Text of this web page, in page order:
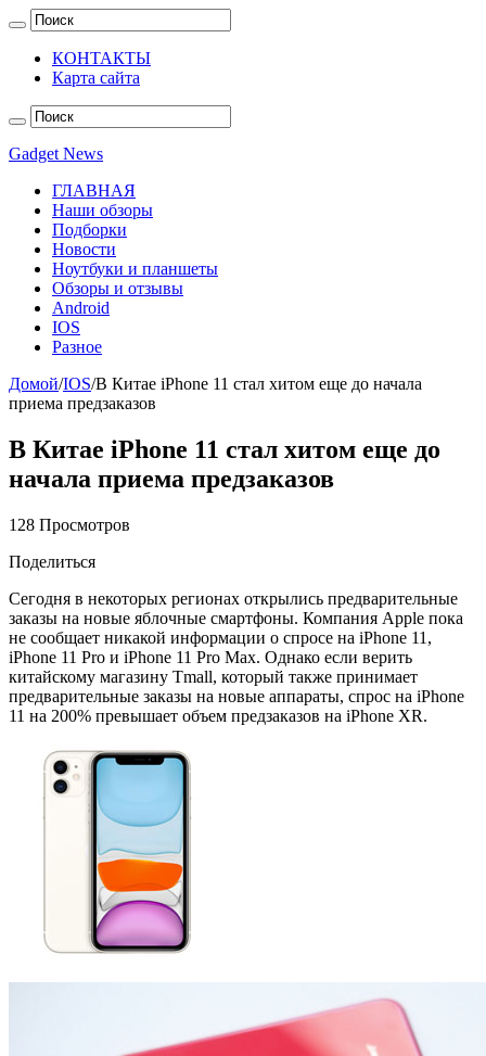
КОНТАКТЫ
Карта сайта
Gadget News
ГЛАВНАЯ
Наши обзоры
Подборки
Новости
Ноутбуки и планшеты
Обзоры и отзывы
Android
IOS
Разное
Домой/IOS/В Китае iPhone 11 стал хитом еще до начала
приема предзаказов
В Китае iPhone 11 стал хитом еще до
начала приема предзаказов
128 Просмотров
Поделиться
Сегодня в некоторых регионах открылись предварительные
заказы на новые яблочные смартфоны. Компания Apple пока
не сообщает никакой информации о спросе на iPhone 11,
iPhone 11 Pro и iPhone 11 Pro Max. Однако если верить
китайскому магазину Tmall, который также принимает
предварительные заказы на новые аппараты, спрос на iPhone
11 на 200% превышает объем предзаказов на iPhone XR.